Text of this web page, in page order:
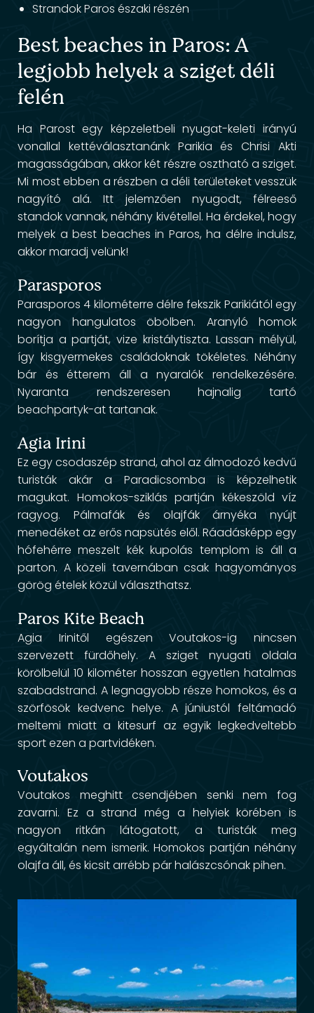
Strandok Paros északi részén
Best beaches in Paros: A
legjobb helyek a sziget déli
felén
Ha Parost egy képzeletbeli nyugat-keleti irányú
vonallal kettéválasztanánk Parikia és Chrisi Akti
magasságában, akkor két részre osztható a sziget.
Mi most ebben a részben a déli területeket vesszük
nagyító alá. Itt jelemzően nyugodt, félreeső
standok vannak, néhány kivétellel. Ha érdekel, hogy
melyek a best beaches in Paros, ha délre indulsz,
akkor maradj velünk!
Parasporos
Parasporos 4 kilométerre délre fekszik Parikiától egy
nagyon hangulatos öbölben. Aranyló homok
borítja a partját, vize kristálytiszta. Lassan mélyül,
így kisgyermekes családoknak tökéletes. Néhány
bár és étterem áll a nyaralók rendelkezésére.
Nyaranta rendszeresen hajnalig tartó
beachpartyk-at tartanak.
Agia Irini
Ez egy csodaszép strand, ahol az álmodozó kedvű
turisták akár a Paradicsomba is képzelhetik
magukat. Homokos-sziklás partján kékeszöld víz
ragyog. Pálmafák és olajfák árnyéka nyújt
menedéket az erős napsütés elől. Ráadásképp egy
hófehérre meszelt kék kupolás templom is áll a
parton. A közeli tavernában csak hagyományos
görög ételek közül választhatsz.
Paros Kite Beach
Agia Irinitől egészen Voutakos-ig nincsen
szervezett fürdőhely. A sziget nyugati oldala
körölbelül 10 kilométer hosszan egyetlen hatalmas
szabadstrand. A legnagyobb része homokos, és a
szörfösök kedvenc helye. A júniustól feltámadó
meltemi miatt a kitesurf az egyik legkedveltebb
sport ezen a partvidéken.
Voutakos
Voutakos meghitt csendjében senki nem fog
zavarni. Ez a strand még a helyiek körében is
nagyon ritkán látogatott, a turisták meg
egyáltalán nem ismerik. Homokos partján néhány
olajfa áll, és kicsit arrébb pár halászcsónak pihen.